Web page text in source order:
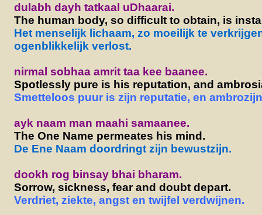
dulabh dayh tatkaal uDhaarai.
The human body, so difficult to obtain, is
Het menselijk lichaam, zo moeilijk te
ogenblikkelijk verlost.
nirmal sobhaa amrit taa kee baanee.
Spotlessly pure is his reputation, and
Smetteloos puur is zijn reputatie, en
ayk naam man maahi samaanee.
The One Name permeates his mind.
De Ene Naam doordringt zijn bewustzijn.
dookh rog binsay bhai bharam.
Sorrow, sickness, fear and doubt depart.
Verdriet, ziekte, angst en twijfel verdwijnen.